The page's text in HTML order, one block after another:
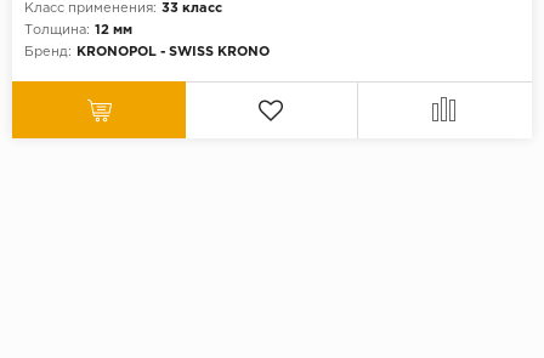
Класс применения: 33 класс
Толщина: 12 мм
Бренд:
KRONOPOL - SWISS KRONO